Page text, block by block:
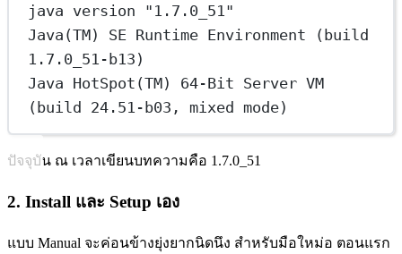
java version "1.7.0_51"
Java(TM) SE Runtime Environment (build
1.7.0_51-b13)
Java HotSpot(TM) 64-Bit Server VM
(build 24.51-b03, mixed mode)
ปัจจุบัน ณ เวลาเขียนบทความคือ 1.7.0_51
2. Install และ Setup เอง
แบบ Manual จะค่อนข้างยุ่งยากนิดนึง สำหรับมือใหม่อ ตอนแรก